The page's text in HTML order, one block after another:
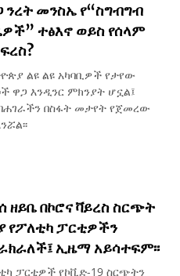
ንረት መንስኤ የ“ስግብግብ
ተፅእኖ ወይስ የሰላም
ልዩ ልዩ አካባቢዎች የታየው
ዋጋ እንዲንር ምክንያት ሆኗል፤
በስፋት መታየት የጀመረው
ዘይቤ በኮሮና ቫይረስ ስርጭት
የፖለቲካ ፓርቲዎችን
ኢዜማ አይሳተፍም፡፡
ፓርቲዎች የኮቪድ-19 ስርጭትን